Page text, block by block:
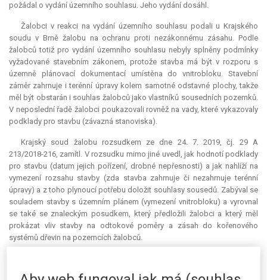
požádal o vydání územního souhlasu. Jeho vydání dosáhl.
Žalobci v reakci na vydání územního souhlasu podali u Krajského
soudu v Brně žalobu na ochranu proti nezákonnému zásahu. Podle
žalobců totiž pro vydání územního souhlasu nebyly splněny podmínky
vyžadované stavebním zákonem, protože stavba má být v rozporu s
územně plánovací dokumentací umístěna do vnitrobloku. Stavební
záměr zahrnuje i terénní úpravy kolem samotné odstavné plochy, takže
měl být obstarán i souhlas žalobců jako vlastníků sousedních pozemků.
V neposlední řadě žalobci poukazovali rovněž na vady, které vykazovaly
podklady pro stavbu (závazná stanoviska).
Krajský soud žalobu rozsudkem ze dne 24. 7. 2019, čj. 29 A
213/2018-216, zamítl. V rozsudku mimo jiné uvedl, jak hodnotí podklady
pro stavbu (datum jejich pořízení, drobné nepřesnosti) a jak nahlíží na
vymezení rozsahu stavby (zda stavba zahrnuje či nezahrnuje terénní
úpravy) a z toho plynoucí potřebu doložit souhlasy sousedů. Zabýval se
souladem stavby s územním plánem (vymezení vnitrobloku) a vyrovnal
se také se znaleckým posudkem, který předložili žalobci a který měl
prokázat vliv stavby na odtokové poměry a zásah do kořenového
systémů dřevin na pozemcích žalobců.
v níž namítali, že krajský soud nesprávně vyhodnotil soulad stavby s